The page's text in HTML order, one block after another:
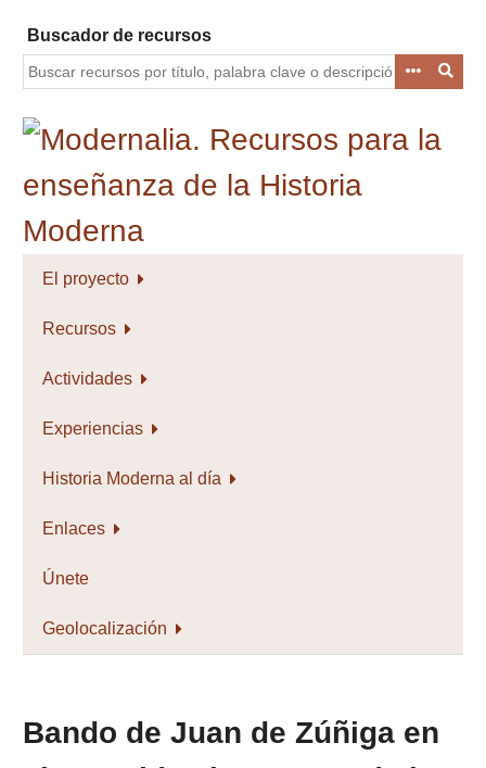
contenido
principal
Buscador de recursos
El proyecto
Recursos
Actividades
Experiencias
Historia Moderna al día
Enlaces
Únete
Geolocalización
Bando de Juan de Zúñiga en